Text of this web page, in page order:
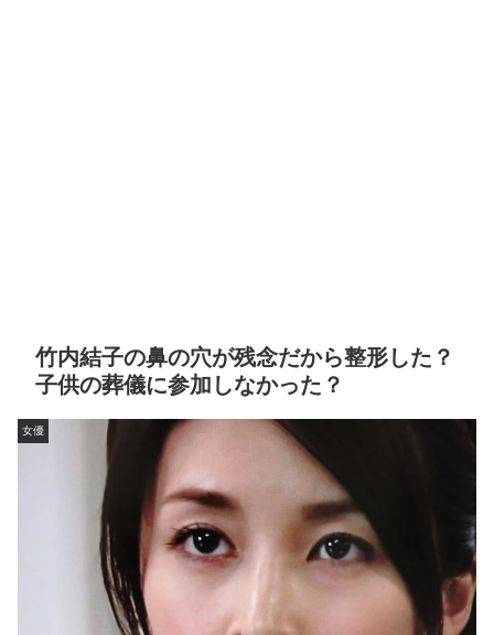
竹内結子の鼻の穴が残念だから整形した？
子供の葬儀に参加しなかった？
女優